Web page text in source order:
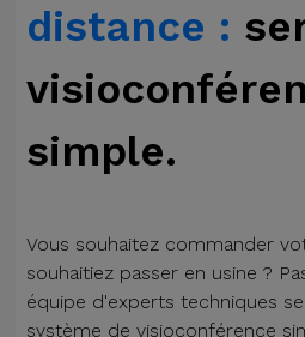
distance :
simple.
Vous souhaitez commander
souhaitiez passer en usine ?
équipe d'experts techniques
système de visioconférence